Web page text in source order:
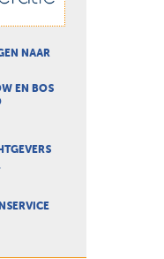
NAAR
EN BOS